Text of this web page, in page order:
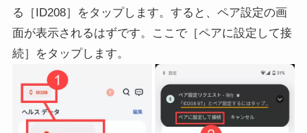
る［ID208］をタップします。すると、ペア設定の画
面が表示されるはずです。ここで［ペアに設定して接
続］をタップします。